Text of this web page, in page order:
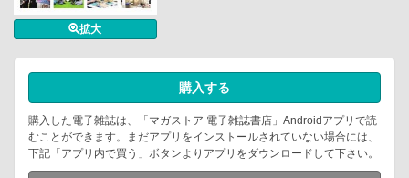
拡大
購入する
購入した電子雑誌は、「マガストア 電子雑誌書店」Androidアプリで読
むことができます。まだアプリをインストールされていない場合には、
下記「アプリ内で買う」ボタンよりアプリをダウンロードして下さい。